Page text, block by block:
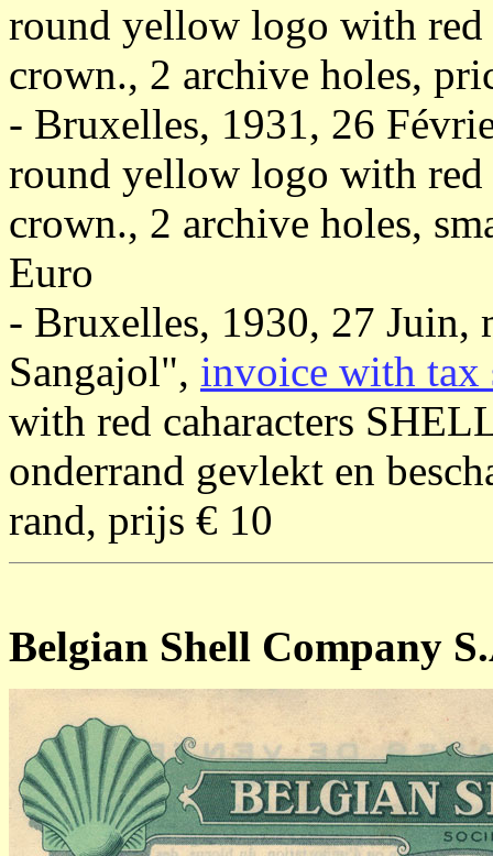
round yellow logo with red
crown., 2 archive holes,
- Bruxelles, 1931, 26
round yellow logo with red
crown., 2 archive holes,
Euro
- Bruxelles, 1930, 27 Juin,
Sangajol", invoice with tax
with red caharacters
onderrand gevlekt en
rand, prijs € 10
Belgian Shell Company